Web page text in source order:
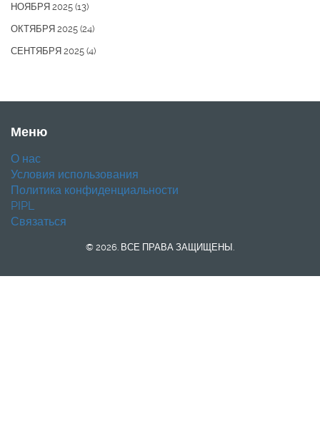
НОЯБРЯ 2025 (13)
ОКТЯБРЯ 2025 (24)
СЕНТЯБРЯ 2025 (4)
Меню
О нас
Условия использования
Политика конфиденциальности
PIPL
Связаться
© 2026. ВСЕ ПРАВА ЗАЩИЩЕНЫ.